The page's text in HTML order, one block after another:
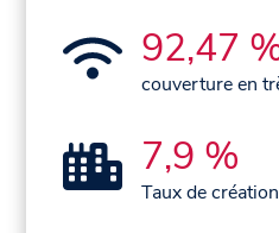
92,47
couverture en
7,9 %
Taux de